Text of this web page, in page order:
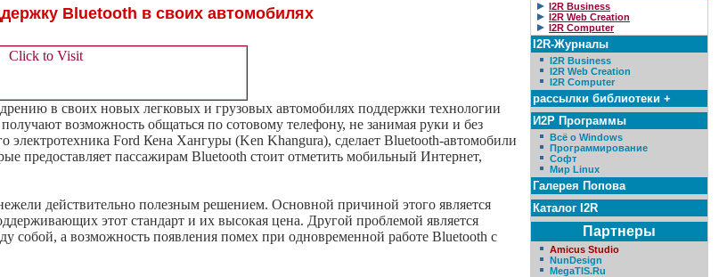
Bluetooth в своих автомобилях
в своих новых легковых и грузовых автомобилях поддержки технологии
возможность общаться по сотовому телефону, не занимая руки и без
Ford Кена Хангуры (Ken Khangura), сделает Bluetooth-автомобили
предоставляет пассажирам Bluetooth стоит отметить мобильный Интернет,
действительно полезным решением. Основной причиной этого является
этот стандарт и их высокая цена. Другой проблемой является
собой, а возможность появления помех при одновременной работе Bluetooth с
I2R Business
I2R Web Creation
I2R Computer
I2R-Журналы
I2R Business
I2R Web Creation
I2R Computer
рассылки библиотеки +
И2Р Программы
Всё о Windows
Программирование
Софт
Мир Linux
Галерея Попова
Каталог I2R
Партнеры
Amicus Studio
NunDesign
MegaTIS.Ru